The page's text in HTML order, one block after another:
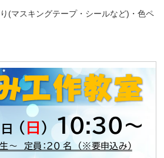
テープ・シールなど)・色ペ